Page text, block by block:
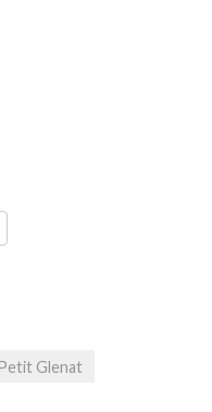
Petit Glenat